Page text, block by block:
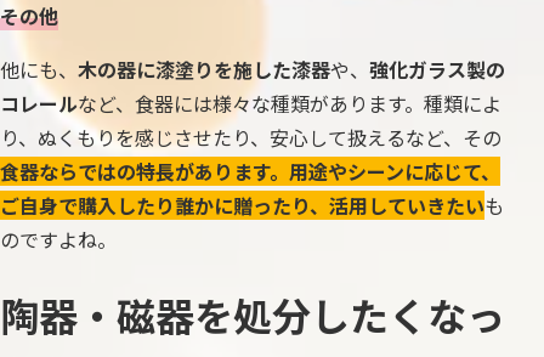
その他
他にも、 木の器に漆塗りを施した漆器や、 強化ガラス製の
コレールなど、食器には様々な種類があります。種類によ
り、ぬくもりを感じさせたり、安心して扱えるなど、その
食器ならではの特長があります。用途やシーンに応じて、
ご自身で購入したり誰かに贈ったり、活用していきたいも
のですよね。
陶器・磁器を処分したくなっ